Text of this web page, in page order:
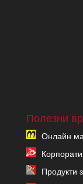
Полезни
Онлайн
Продукти